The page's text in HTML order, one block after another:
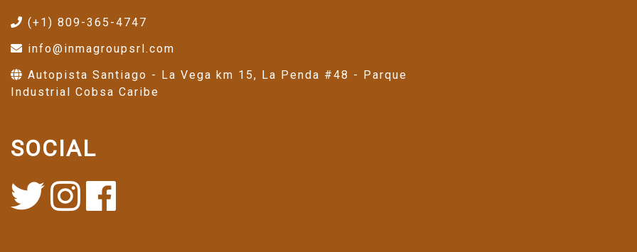
(+1) 809-365-4747
info@inmagroupsrl.com
Autopista Santiago - La Vega km 15, La Penda #48 - Parque
Industrial Cobsa Caribe
SOCIAL